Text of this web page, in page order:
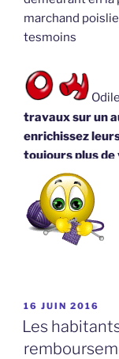
marchand
tesmoins
travaux sur un
enrichissez
toujours plus de
PUBLIÉ
LE
16 JUIN 2016
Les